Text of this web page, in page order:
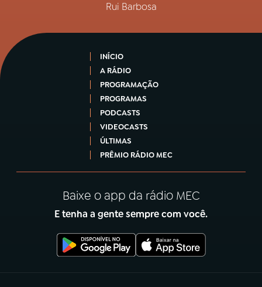
Rui Barbosa
INÍCIO
A RÁDIO
PROGRAMAÇÃO
PROGRAMAS
PODCASTS
VIDEOCASTS
ÚLTIMAS
PRÊMIO RÁDIO MEC
Baixe o app da rádio MEC
E tenha a gente sempre com você.